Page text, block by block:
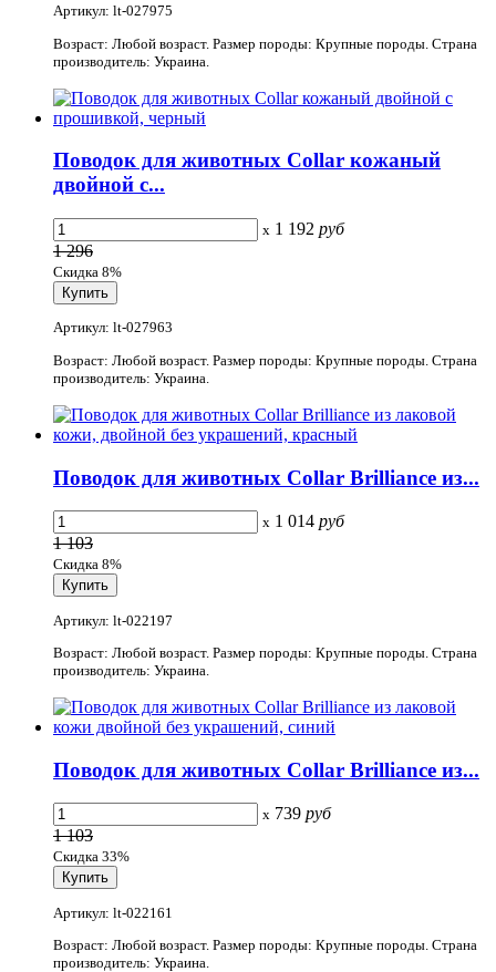
Артикул: lt-027975
Возраст: Любой возраст. Размер породы: Крупные породы. Страна
производитель: Украина.
Поводок для животных Collar кожаный
двойной с...
x 1 192 руб
1 296
Скидка 8%
Артикул: lt-027963
Возраст: Любой возраст. Размер породы: Крупные породы. Страна
производитель: Украина.
Поводок для животных Collar Brilliance из...
x 1 014 руб
1 103
Скидка 8%
Артикул: lt-022197
Возраст: Любой возраст. Размер породы: Крупные породы. Страна
производитель: Украина.
Поводок для животных Collar Brilliance из...
x 739 руб
1 103
Скидка 33%
Артикул: lt-022161
Возраст: Любой возраст. Размер породы: Крупные породы. Страна
производитель: Украина.